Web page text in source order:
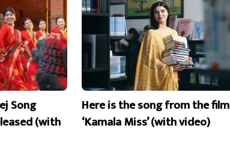
Song
(with
Here is the song from the film
‘Kamala Miss’ (with video)